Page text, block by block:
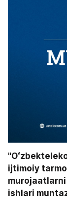
ijtimoiy
murojaatlarni
ishlari